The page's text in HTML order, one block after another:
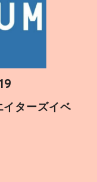
イターズイベ